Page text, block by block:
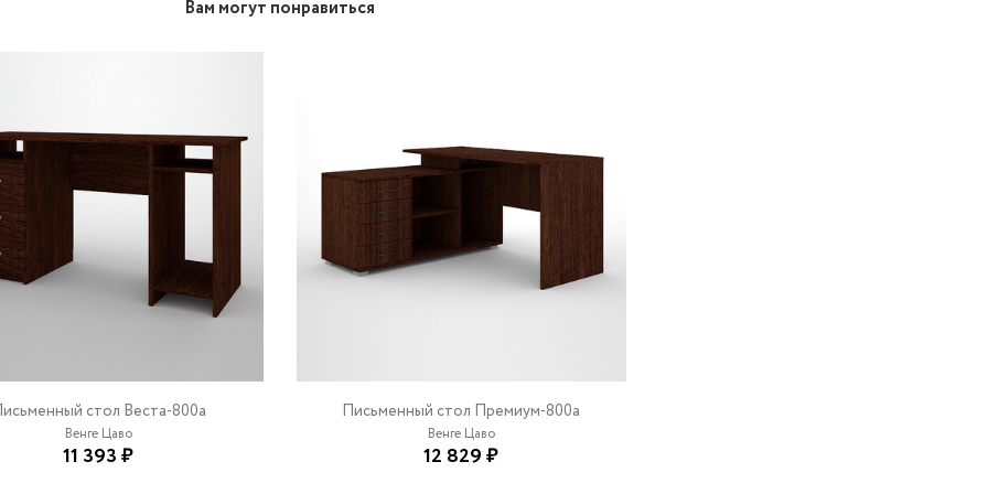
Вам могут понравиться
стол Веста-800a
Венге Цаво
11 393 ₽
Письменный стол Премиум-800a
Венге Цаво
12 829 ₽